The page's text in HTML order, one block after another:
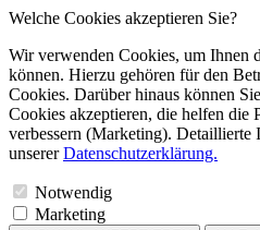
Welche Cookies akzeptieren Sie?
Wir verwenden Cookies, um Ihnen
können. Hierzu gehören für den
Cookies. Darüber hinaus können
Cookies akzeptieren, die helfen die
verbessern (Marketing). Detaillierte
unsererDatenschutzerklärung.
Notwendig
Marketing